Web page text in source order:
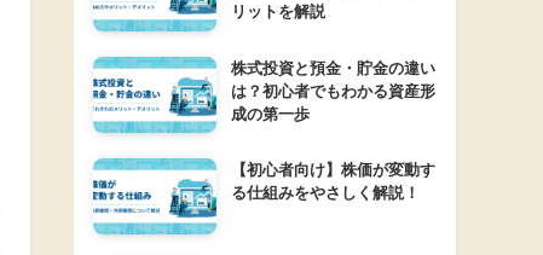
リットを解説
株式投資と預金・貯金の違い
は？初心者でもわかる資産形
成の第一歩
【初心者向け】株価が変動す
る仕組みをやさしく解説！